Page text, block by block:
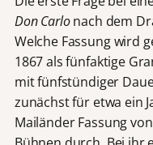
Don Carlonach dem
Welche Fassung wird
1867 als fünfaktige
mit fünfstündiger
zunächst für etwa ein
Mailänder Fassung